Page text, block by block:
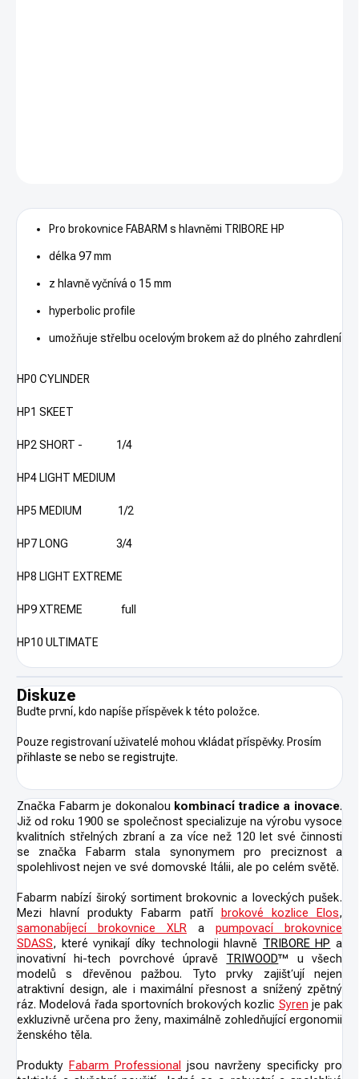
Pro brokovnice FABARM s hlavněmi TRIBORE HP
délka 97 mm
z hlavně vyčnívá o 15 mm
hyperbolic profile
umožňuje střelbu ocelovým brokem až do plného zahrdlení
HP0 CYLINDER
HP1 SKEET
HP2 SHORT - 1/4
HP4 LIGHT MEDIUM
HP5 MEDIUM 1/2
HP7 LONG 3/4
HP8 LIGHT EXTREME
HP9 XTREME full
HP10 ULTIMATE
Diskuze
Buďte první, kdo napíše příspěvek k této položce.
Pouze registrovaní uživatelé mohou vkládat příspěvky. Prosím
přihlaste se nebo se registrujte.
Značka Fabarm je dokonalou kombinací tradice a inovace.
Již od roku 1900 se společnost specializuje na výrobu vysoce
kvalitních střelných zbraní a za více než 120 let své činnosti
se značka Fabarm stala synonymem pro preciznost a
spolehlivost nejen ve své domovské Itálii, ale po celém světě.
Fabarm nabízí široký sortiment brokovnic a loveckých pušek.
Mezi hlavní produkty Fabarm patří
brokové kozlice Elos,
samonabíjecí brokovnice XLR a pumpovací brokovnice
SDASS, které vynikají díky technologii hlavně TRIBORE HP a
inovativní hi-tech povrchové úpravě TRIWOOD™ u všech
modelů s dřevěnou pažbou. Tyto prvky zajišťují nejen
atraktivní design, ale i maximální přesnost a snížený zpětný
ráz. Modelová řada sportovních brokových kozlic Syren je pak
exkluzivně určena pro ženy, maximálně zohledňující ergonomii
ženského těla.
Produkty Fabarm Professional jsou navrženy specificky pro